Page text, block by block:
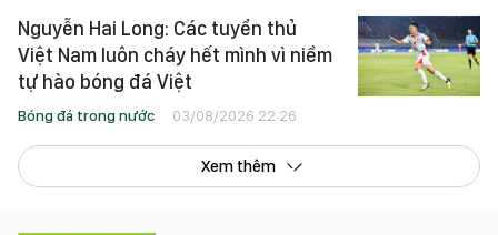
Nguyễn Hai Long: Các tuyển thủ
Việt Nam luôn cháy hết mình vì niềm
tự hào bóng đá Việt
Bóng đá trong nước 03/08/2026 22:26
Xem thêm